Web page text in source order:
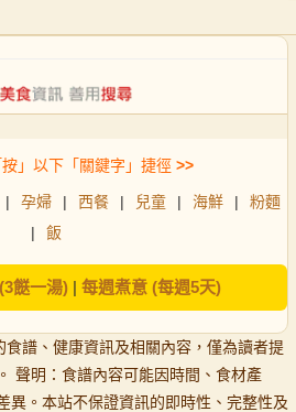
」以下「關鍵字」捷徑 >>
| 孕婦 | 西餐 | 兒童 | 海鮮 |
粉麵
|
飯
餸一湯)| 每週煮意 (每週5天)
食譜、健康資訊及相關內容，僅為讀者提
聲明：食譜內容可能因時間、食材產
異。本站不保證資訊的即時性、完整性及